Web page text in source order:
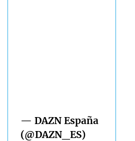
— DAZN España
(@DAZN_ES)